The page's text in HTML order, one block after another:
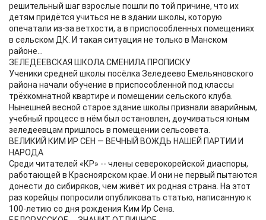
решительный шаг взрослые пошли по той причине, что их
детям придётся учиться не в здании школы, которую
опечатали из-за ветхости, а в приспособленных помещениях
в сельском ДК. И такая ситуация не только в Манском
районе...
ЗЕЛЕДЕЕВСКАЯ ШКОЛА СМЕНИЛА ПРОПИСКУ
Ученики средней школы посёлка Зеледеево Емельяновского
района начали обучение в приспособленной под классы
трёхкомнатной квартире и помещении сельского клуба.
Нынешней весной старое здание школы признали аварийным,
учебный процесс в нём был остановлен, доучиваться юным
зеледеевцам пришлось в помещении сельсовета.
ВЕЛИКИЙ КИМ ИР СЕН — ВЕЧНЫЙ ВОЖДЬ НАШЕЙ ПАРТИИ И
НАРОДА
Среди читателей «КР» -- члены северокорейской диаспоры,
работающей в Красноярском крае. И они не первый пытаются
донести до сибиряков, чем живёт их родная страна. На этот
раз корейцы попросили опубликовать статью, написанную к
100-летию со дня рождения Ким Ир Сена.